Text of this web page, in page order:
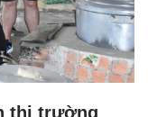
thị trường